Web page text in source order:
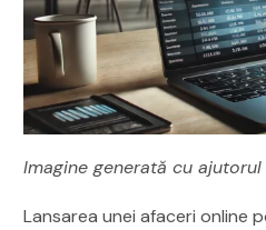
Imagine generată cu ajutorul
Lansarea unei afaceri online